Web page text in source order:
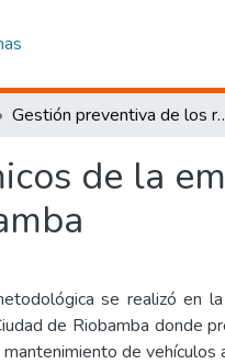
Gestión preventiva de los riesgos ergonómicos
de la
se realizó en la
de Riobamba donde
de vehículos